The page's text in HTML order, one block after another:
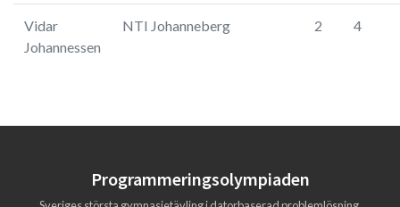
Vidar
Johannessen
NTI Johanneberg 2 4
Programmerings­olympiaden